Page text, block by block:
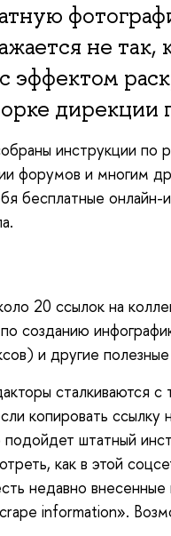
не
эффектом
дирекции
инструкции по
форумов и многим
бесплатные
20 ссылок на
созданию
и другие
сталкиваются
копировать
подойдет штатный
как в этой
недавно
information».